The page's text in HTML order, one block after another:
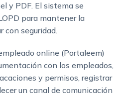
y PDF. El sistema se
para mantener la
con seguridad.
online (Portaleem)
con los empleados,
y permisos, registrar
un canal de comunicación